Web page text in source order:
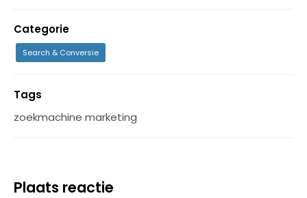
Categorie
Search & Conversie
Tags
zoekmachine marketing
Plaats reactie